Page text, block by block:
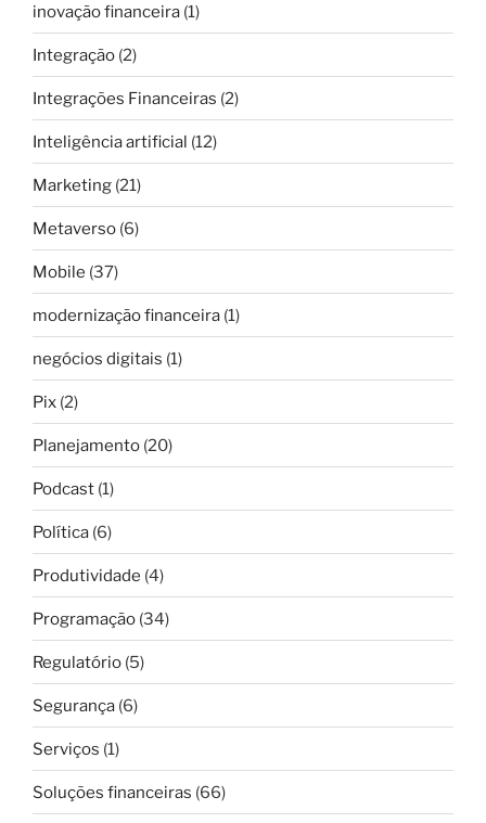
inovação financeira (1)
Integração (2)
Integrações Financeiras (2)
Inteligência artificial (12)
Marketing (21)
Metaverso (6)
Mobile (37)
modernização financeira (1)
negócios digitais (1)
Pix (2)
Planejamento (20)
Podcast (1)
Política (6)
Produtividade (4)
Programação (34)
Regulatório (5)
Segurança (6)
Serviços (1)
Soluções financeiras (66)